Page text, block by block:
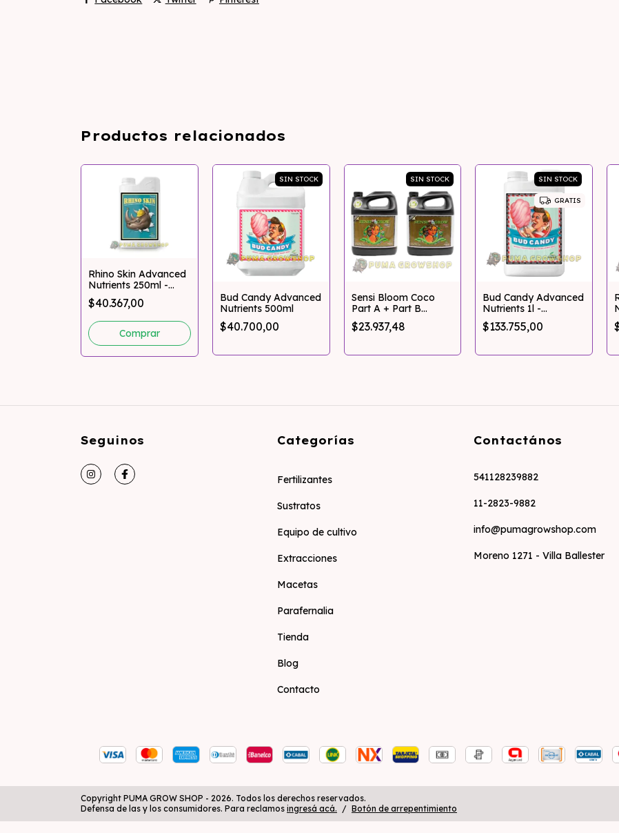
Productos relacionados
Rhino Skin Advanced
Nutrients 250ml -
Pumagrowshop
$40.367,00
SIN STOCK
Bud Candy Advanced
Nutrients 500ml
$40.700,00
SIN STOCK
Sensi Bloom Coco
Part A + Part B
Advanced Nutrients
500ml
$23.937,48
SIN STOCK
GRATIS
Bud Candy Advanced
Nutrients 1l -
Pumagrowshop
$133.755,00
Seguinos Categorías
Fertilizantes
Sustratos
Equipo de cultivo
Extracciones
Macetas
Parafernalia
Tienda
Blog
Contacto
Contactános
541128239882
11-2823-9882
info@pumagrowshop.com
Moreno 1271 - Villa Ballester
Copyright PUMA GROW SHOP - 2026. Todos los derechos reservados.
Defensa de las y los consumidores. Para reclamos ingresá acá. / Botón de arrepentimiento